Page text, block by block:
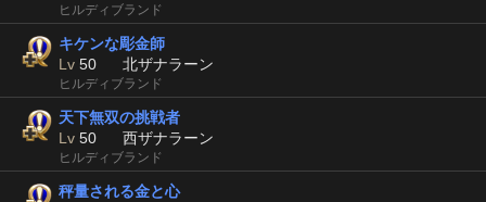
ヒルディブランド
キケンな彫金師
Lv 50 北ザナラーン
ヒルディブランド
天下無双の挑戦者
Lv 50 西ザナラーン
ヒルディブランド
秤量される金と心